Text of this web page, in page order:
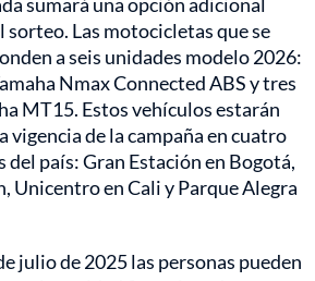
sorteo. Las motocicletas que se
a seis unidades modelo 2026:
Nmax Connected ABS y tres
MT15. Estos vehículos estarán
vigencia de la campaña en cuatro
país: Gran Estación en Bogotá,
Unicentro en Cali y Parque Alegra
julio de 2025 las personas pueden